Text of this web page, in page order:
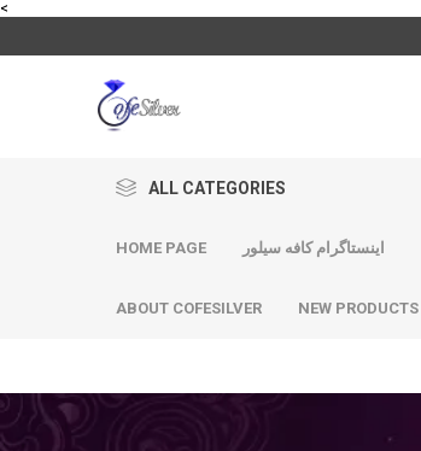
<
ALL CATEGORIES
HOME PAGE اینستاگرام کافه سیلور
ABOUT COFESILVER NEW PRODUCTS